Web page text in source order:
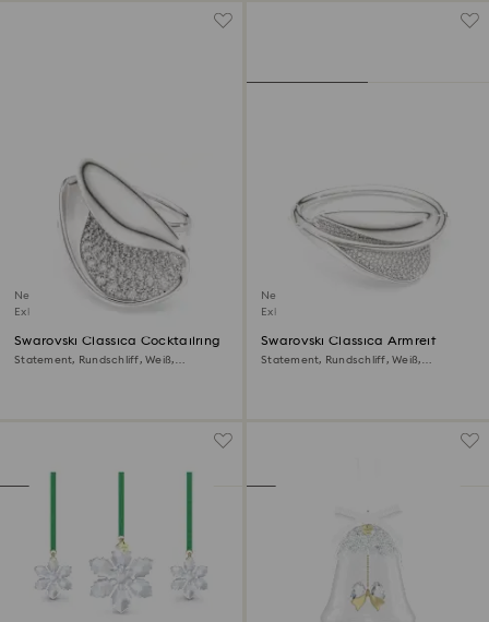
Neu
Exklusiv online
Swarovski Classica Cocktailring
Statement, Rundschliff, Weiß,
Neu
Exklusiv online
Swarovski Classica Armreif
Statement, Rundschliff, Weiß,